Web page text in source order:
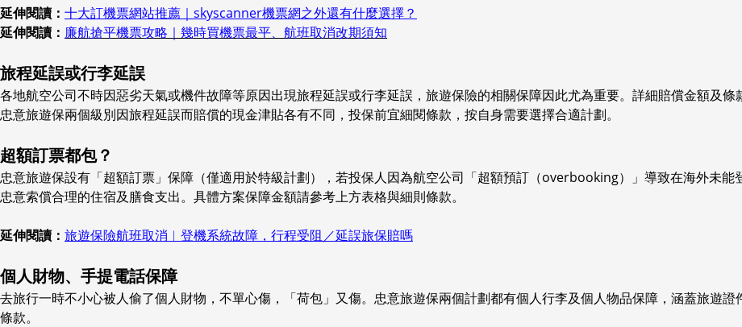
延伸閱讀： 十大訂機票網站推薦｜skyscanner機票網之外還有什麼選擇？
延伸閱讀： 廉航搶平機票攻略｜幾時買機票最平、航班取消改期須知
旅程延誤或行李延誤
各地航空公司不時因惡劣天氣或機件故障等原因出現旅程延誤或行李延誤，旅遊保險的相關保障因此尤為重要。詳細賠償金額及條
忠意旅遊保兩個級別因旅程延誤而賠償的現金津貼各有不同，投保前宜細閱條款，按自身需要選擇合適計劃。
超額訂票都包？
忠意旅遊保設有「超額訂票」保障（僅適用於特級計劃），若投保人因為航空公司「超額預訂（overbooking）」導致在海外未
忠意索償合理的住宿及膳食支出。具體方案保障金額請參考上方表格與細則條款。
延伸閱讀： 旅遊保險航班取消︱登機系統故障，行程受阻／延誤旅保賠嗎
個人財物、手提電話保障
去旅行一時不小心被人偷了個人財物，不單心傷，「荷包」又傷。忠意旅遊保兩個計劃都有個人行李及個人物品保障，涵蓋旅遊
條款。